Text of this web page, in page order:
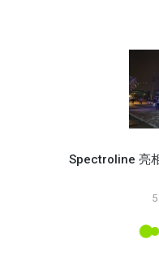
Spectroline 亮